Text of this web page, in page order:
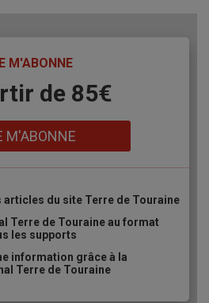
M'ABONNE
de 85€
M'ABONNE
articles du site Terre de Touraine
Terre de Touraine au format
les supports
information grâce à la
Terre de Touraine